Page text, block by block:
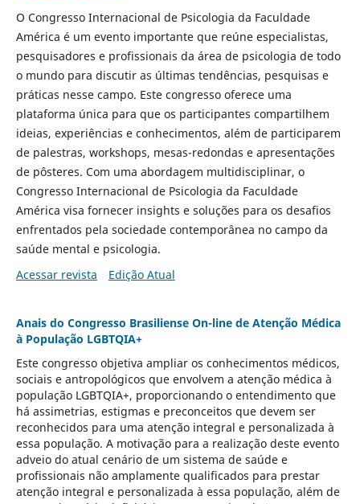
O Congresso Internacional de Psicologia da Faculdade
América é um evento importante que reúne especialistas,
pesquisadores e profissionais da área de psicologia de todo
o mundo para discutir as últimas tendências, pesquisas e
práticas nesse campo. Este congresso oferece uma
plataforma única para que os participantes compartilhem
ideias, experiências e conhecimentos, além de participarem
de palestras, workshops, mesas-redondas e apresentações
de pôsteres. Com uma abordagem multidisciplinar, o
Congresso Internacional de Psicologia da Faculdade
América visa fornecer insights e soluções para os desafios
enfrentados pela sociedade contemporânea no campo da
saúde mental e psicologia.
Acessar revista
Edição Atual
Anais do Congresso Brasiliense On-line de Atenção Médica
à População LGBTQIA+
Este congresso objetiva ampliar os conhecimentos médicos,
sociais e antropológicos que envolvem a atenção médica à
população LGBTQIA+, proporcionando o entendimento que
há assimetrias, estigmas e preconceitos que devem ser
reconhecidos para uma atenção integral e personalizada à
essa população. A motivação para a realização deste evento
adveio do atual cenário de um sistema de saúde e
profissionais não amplamente qualificados para prestar
atenção integral e personalizada à essa população, além de